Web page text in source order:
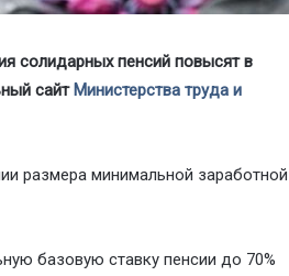
солидарных пенсий повысят в
сайт Министерства труда и
размера минимальной заработной
базовую ставку пенсии до 70%